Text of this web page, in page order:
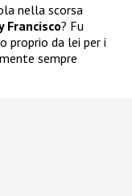
nella scorsa
Francisco? Fu
proprio da lei per i
sempre